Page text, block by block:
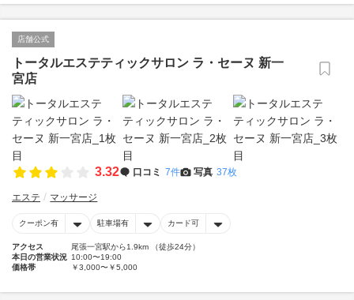
店舗公式
トータルエステティックサロン ラ・セーヌ 新一
宮店
3.32 口コミ 7件 写真 37枚
エステ マッサージ
クーポン有 駐車場有 カード可
アクセス
尾張一宮駅から1.9km （徒歩24分）
本日の営業状況 10:00〜19:00
価格帯
￥3,000〜￥5,000